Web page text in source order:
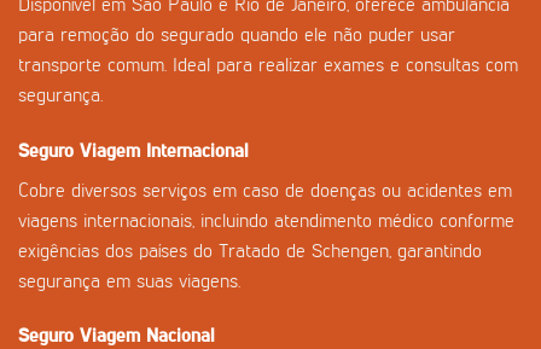
Disponível em São Paulo e Rio de Janeiro, oferece ambulância
para remoção do segurado quando ele não puder usar
transporte comum. Ideal para realizar exames e consultas com
segurança.
Seguro Viagem Internacional
Cobre diversos serviços em caso de doenças ou acidentes em
viagens internacionais, incluindo atendimento médico conforme
exigências dos países do Tratado de Schengen, garantindo
segurança em suas viagens.
Seguro Viagem Nacional